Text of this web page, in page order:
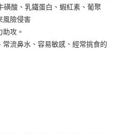
遠東國際商業銀行
永豐商業銀行
星展（台灣）商業銀行
付款」的支付方式。 讓您購物簡單
不需儲值。
款。
磺酸、乳鐵蛋白、蝦紅素、葡聚
風險侵害
攻。
流鼻水、容易敏感、經常挑食的